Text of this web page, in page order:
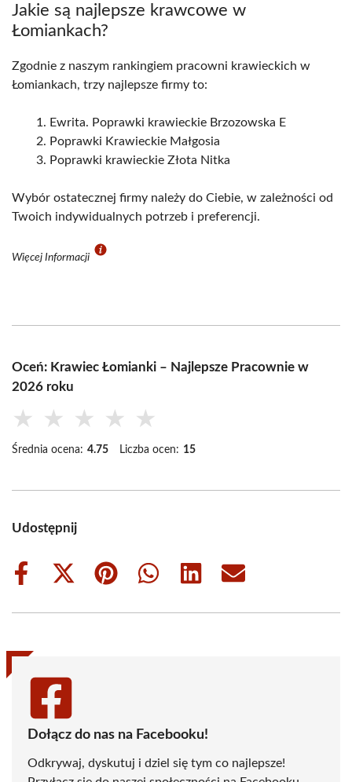
Jakie są najlepsze krawcowe w
Łomiankach?
Zgodnie z naszym rankingiem pracowni krawieckich w
Łomiankach, trzy najlepsze firmy to:
Ewrita. Poprawki krawieckie Brzozowska E
Poprawki Krawieckie Małgosia
Poprawki krawieckie Złota Nitka
Wybór ostatecznej firmy należy do Ciebie, w zależności od
Twoich indywidualnych potrzeb i preferencji.
Więcej Informacji
Oceń: Krawiec Łomianki – Najlepsze Pracownie w
2026 roku
★ ★ ★ ★ ★
Średnia ocena: 4.75 Liczba ocen: 15
Udostępnij
Share
Share
(Twitter)
Share
Share
Share
Share
Dołącz do nas na Facebooku!
Odkrywaj, dyskutuj i dziel się tym co najlepsze!